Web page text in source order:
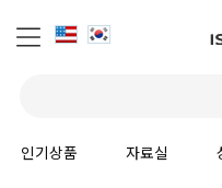
인기상품 자료실